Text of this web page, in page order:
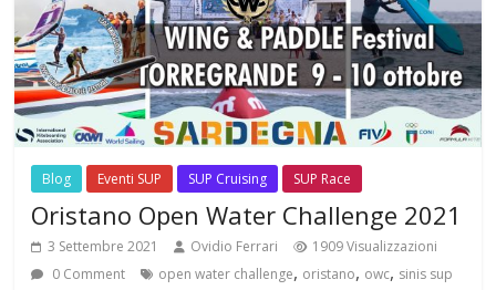
Blog Eventi SUP SUP Cruising SUP Race
Oristano Open Water Challenge 2021
3 Settembre 2021 Ovidio Ferrari
1909 Visualizzazioni
0 Comment
open water challenge, oristano, owc, sinis sup